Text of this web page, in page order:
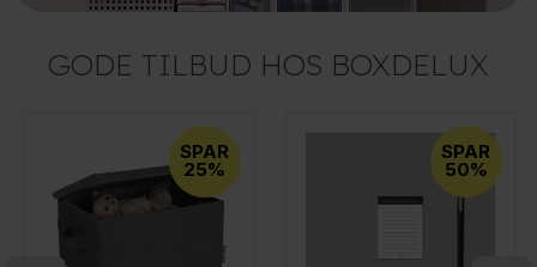
GODE TILBUD HOS BOXDELUX
SPAR
25%
SPAR
50%